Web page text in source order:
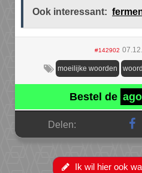
Ook interessant:
#142902
moeilijke woorden
Bestel de
Delen:
Ik wil hier ook